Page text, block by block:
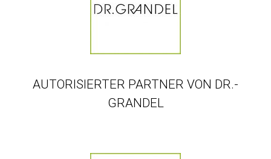
AUTORISIERTER PARTNER VON DR.-
GRANDEL